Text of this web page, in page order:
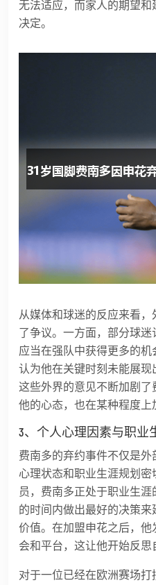
无法适应，而家人的期望
决定。
从媒体和球迷的反应来看
了争议。一方面，部分球迷
应当在强队中获得更多的
认为他在关键时刻未能展现
这些外界的意见不断加剧
他的心态，也在某种程度上
3、个人心理因素与职业
费南多的弃约事件不仅是
心理状态和职业生涯规划密
员，费南多正处于职业生
的时间内做出最好的决策
价值。在加盟申花之后，
会和平台，这让他开始反思
对于一位已经在欧洲赛场